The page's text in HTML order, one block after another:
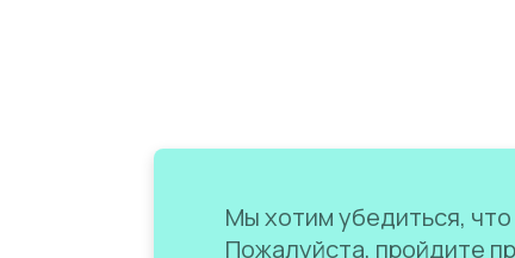
Мы хотим убедиться,
Пожалуйста, пройдите